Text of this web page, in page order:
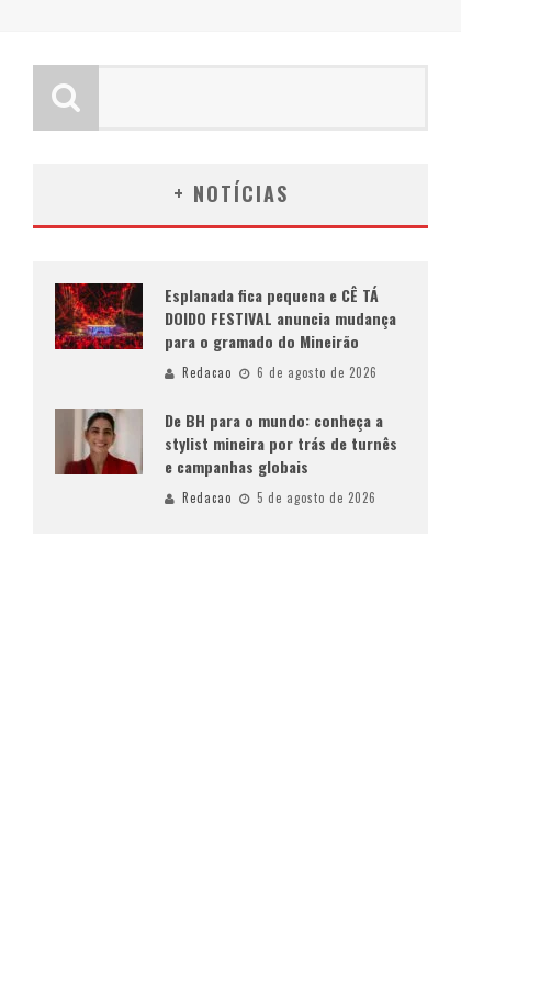
+ NOTÍCIAS
Esplanada fica pequena e CÊ TÁ
DOIDO FESTIVAL anuncia mudança
para o gramado do Mineirão
Redacao 6 de agosto de 2026
De BH para o mundo: conheça a
stylist mineira por trás de turnês
e campanhas globais
Redacao 5 de agosto de 2026